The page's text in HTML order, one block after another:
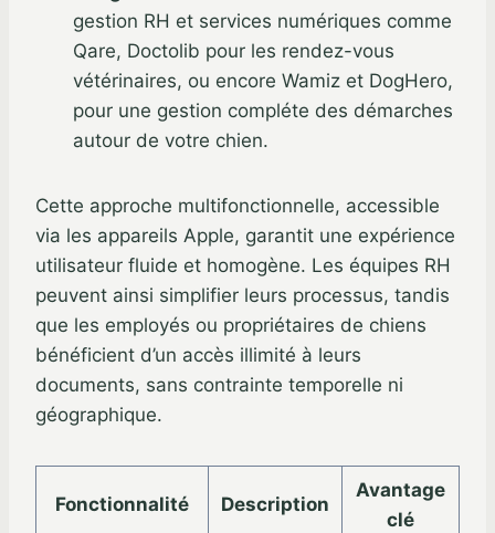
gestion RH et services numériques comme
Qare, Doctolib pour les rendez-vous
vétérinaires, ou encore Wamiz et DogHero,
pour une gestion compléte des démarches
autour de votre chien.
Cette approche multifonctionnelle, accessible
via les appareils Apple, garantit une expérience
utilisateur fluide et homogène. Les équipes RH
peuvent ainsi simplifier leurs processus, tandis
que les employés ou propriétaires de chiens
bénéficient d’un accès illimité à leurs
documents, sans contrainte temporelle ni
géographique.
Fonctionnalité Description
Avantage
clé